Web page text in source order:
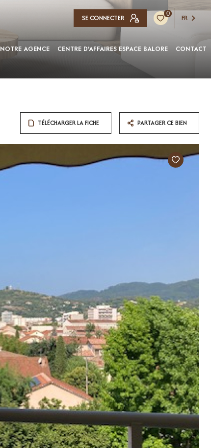
SE CONNECTER 0 FR
NOTRE AGENCE CENTRE D'AFFAIRES ESPACE BALORE CONTACT
TÉLÉCHARGER LA FICHE PARTAGER CE BIEN